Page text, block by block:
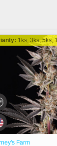
1ks, 3ks, 5ks,
Farm